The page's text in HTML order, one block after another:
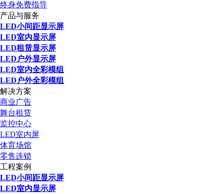
终身免费指导
产品与服务
LED小间距显示屏
LED室内显示屏
LED租赁显示屏
LED户外显示屏
LED室内全彩模组
LED户外全彩模组
解决方案
商业广告
舞台租赁
监控中心
LED室内屏
体育场馆
零售连锁
工程案例
LED小间距显示屏
LED室内显示屏